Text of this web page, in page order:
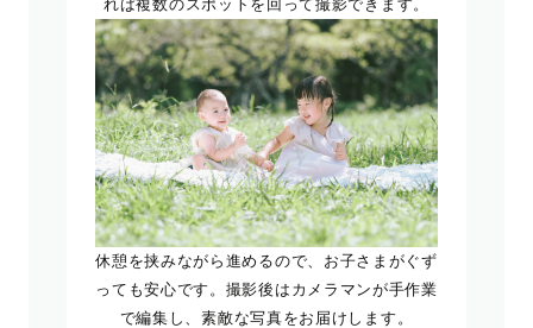
れば複数のスポットを回って撮影できます。
休憩を挟みながら進めるので、お子さまがぐず
っても安心です。撮影後はカメラマンが手作業
で編集し、素敵な写真をお届けします。